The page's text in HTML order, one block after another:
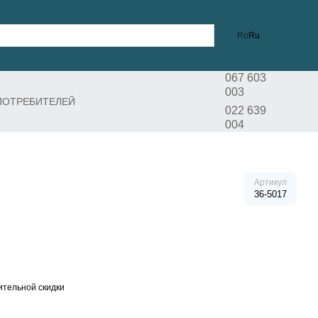
Ro Ru
067 603
003
022 639
004
Артикул
36-5017
скидки